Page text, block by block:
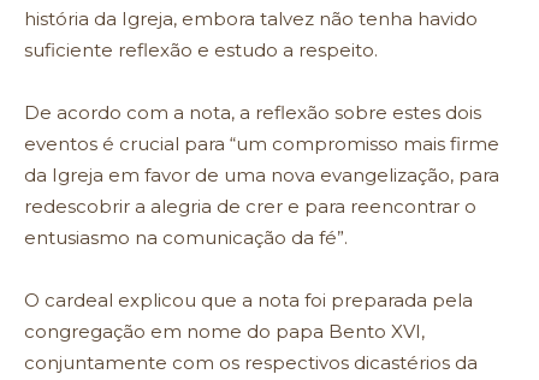
história da Igreja, embora talvez não tenha havido
suficiente reflexão e estudo a respeito.
De acordo com a nota, a reflexão sobre estes dois
eventos é crucial para “um compromisso mais firme
da Igreja em favor de uma nova evangelização, para
redescobrir a alegria de crer e para reencontrar o
entusiasmo na comunicação da fé”.
O cardeal explicou que a nota foi preparada pela
congregação em nome do papa Bento XVI,
conjuntamente com os respectivos dicastérios da